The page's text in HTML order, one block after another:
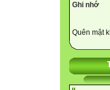
Ghi nhớ
Quên mật